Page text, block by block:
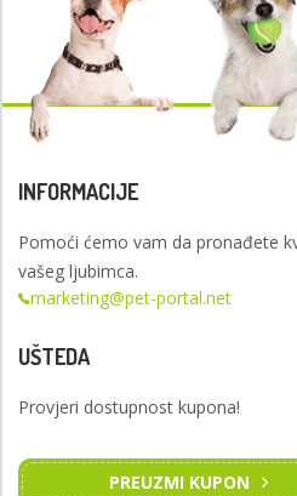
INFORMACIJE
Pomoći ćemo vam da pronađete
vašeg ljubimca.
marketing@pet-portal.net
UŠTEDA
Provjeri dostupnost kupona!
PREUZMI KUPON